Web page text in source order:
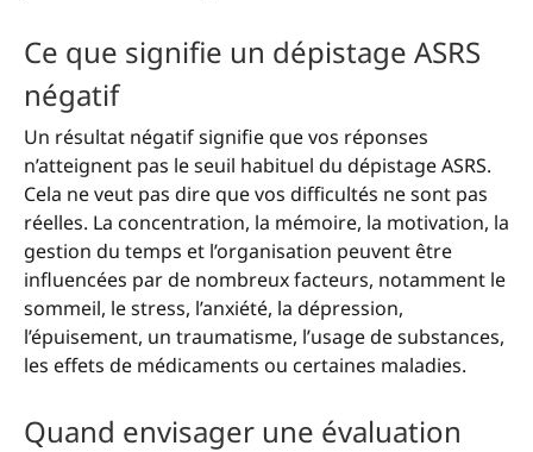
Ce que signifie un dépistage ASRS
négatif
Un résultat négatif signifie que vos réponses
n’atteignent pas le seuil habituel du dépistage ASRS.
Cela ne veut pas dire que vos difficultés ne sont pas
réelles. La concentration, la mémoire, la motivation, la
gestion du temps et l’organisation peuvent être
influencées par de nombreux facteurs, notamment le
sommeil, le stress, l’anxiété, la dépression,
l’épuisement, un traumatisme, l’usage de substances,
les effets de médicaments ou certaines maladies.
Quand envisager une évaluation